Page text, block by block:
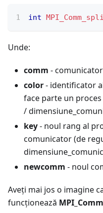
int
Unde:
comm -
color- identificator
face parte un
/
key- noul rang al
comunicator (de
newcomm - noul
Aveți mai jos o imagine
funcționează